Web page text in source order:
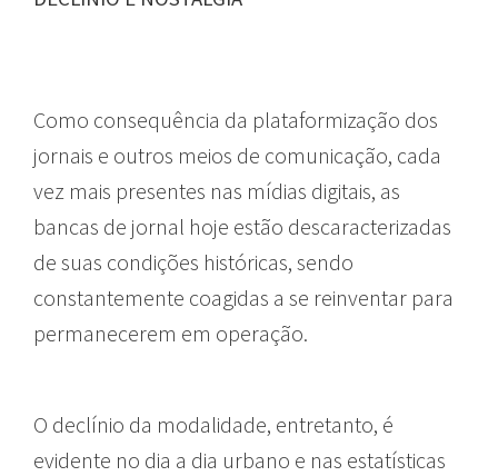
Como consequência da plataformização dos
jornais e outros meios de comunicação, cada
vez mais presentes nas mídias digitais, as
bancas de jornal hoje estão descaracterizadas
de suas condições históricas, sendo
constantemente coagidas a se reinventar para
permanecerem em operação.
O declínio da modalidade, entretanto, é
evidente no dia a dia urbano e nas estatísticas